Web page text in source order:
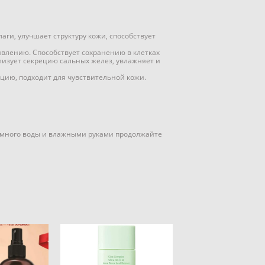
улучшает структуру кожи, способствует
Способствует сохранению в клетках
секрецию сальных желез, увлажняет и
подходит для чувствительной кожи.
воды и влажными руками продолжайте